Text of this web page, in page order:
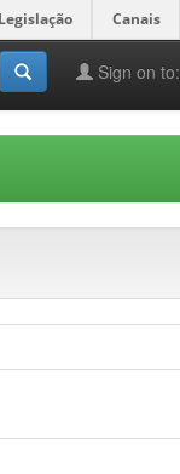
Legislação Canais
Sign on to: